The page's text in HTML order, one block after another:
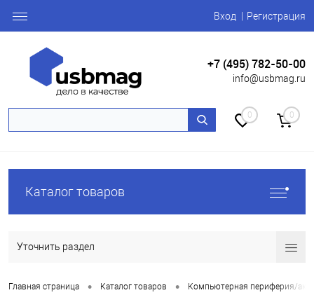
Вход Регистрация
+7 (495) 782-50-00
info@usbmag.ru
0 0
Каталог товаров
Уточнить раздел
Главная страница • Каталог товаров • Компьютерная периферия/